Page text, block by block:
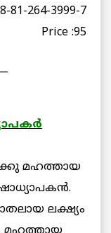
81-264-3999-7
Price :95
മഹത്തായ
ലക്ഷ്യം